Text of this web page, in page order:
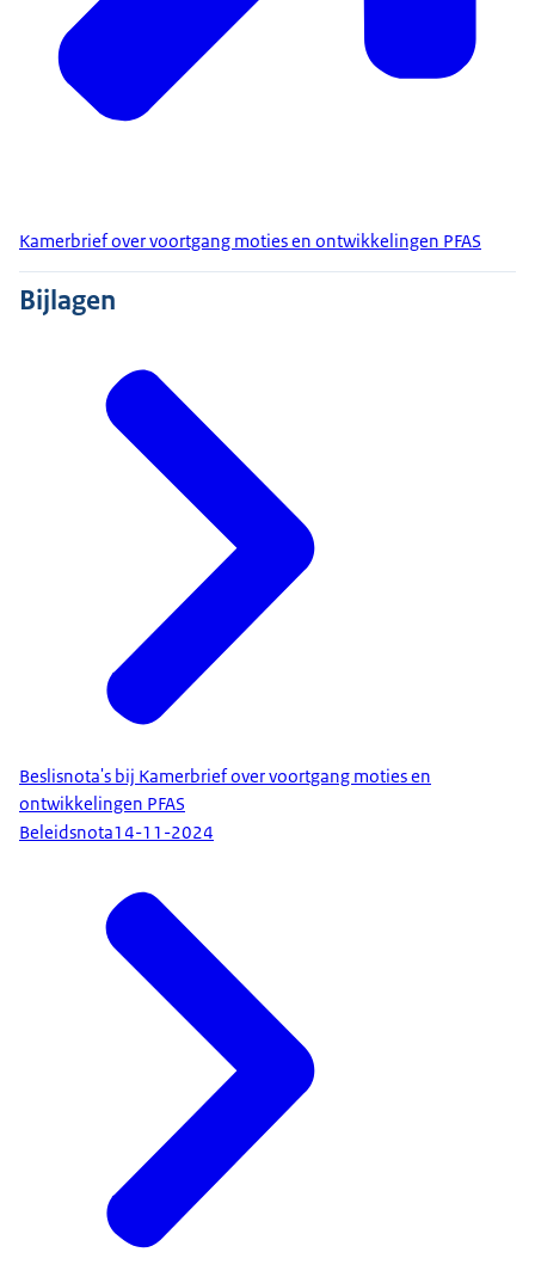
Kamerbrief over voortgang moties en ontwikkelingen PFAS
Bijlagen
Beslisnota's bij Kamerbrief over voortgang moties en
ontwikkelingen PFAS
Beleidsnota14-11-2024